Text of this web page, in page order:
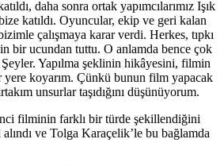
daha sonra ortak yapımcılarımız Işık
katıldı. Oyuncular, ekip ve geri kalan
çalışmaya karar verdi. Herkes, tıpkı
bir ucundan tuttu. O anlamda bence çok
Yapılma şeklinin hikâyesini, filmin
yere koyarım. Çünkü bunun film yapacak
unsurlar taşıdığını düşünüyorum.
filminin farklı bir türde şekillendiğini
ve Tolga Karaçelik’le bu bağlamda